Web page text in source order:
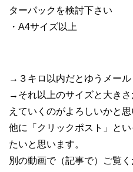
ターパックを検討下さい
・A4サイズ以上
→３キロ以内だとゆうメール
→それ以上のサイズと大きさ
えていくのがよろしいかと思
他に「クリックポスト」とい
たいと思います。
別の動画で（記事で）ご覧く